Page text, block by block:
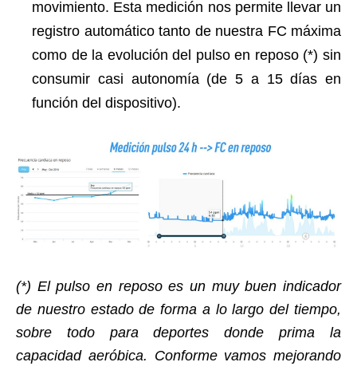
movimiento. Esta medición nos permite llevar un
registro automático tanto de nuestra FC máxima
como de la evolución del pulso en reposo (*) sin
consumir casi autonomía (de 5 a 15 días en
función del dispositivo).
(*) El pulso en reposo es un muy buen indicador
de nuestro estado de forma a lo largo del tiempo,
sobre todo para deportes donde prima la
capacidad aeróbica. Conforme vamos mejorando